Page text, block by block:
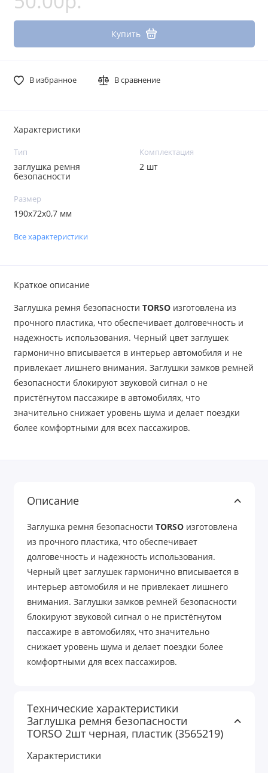
Купить
В избранное В сравнение
Характеристики
Тип
заглушка ремня
безопасности
Комплектация
2 шт
Размер
190х72х0,7 мм
Все характеристики
Краткое описание
Заглушка ремня безопасности TORSOизготовлена из
прочного пластика, что обеспечивает долговечность и
надежность использования. Черный цвет заглушек
гармонично вписывается в интерьер автомобиля и не
привлекает лишнего внимания. Заглушки замков ремней
безопасности блокируют звуковой сигнал о не
пристёгнутом пассажире в автомобилях, что
значительно снижает уровень шума и делает поездки
более комфортными для всех пассажиров.
Описание
Заглушка ремня безопасности TORSO изготовлена
из прочного пластика, что обеспечивает
долговечность и надежность использования.
Черный цвет заглушек гармонично вписывается в
интерьер автомобиля и не привлекает лишнего
внимания. Заглушки замков ремней безопасности
блокируют звуковой сигнал о не пристёгнутом
пассажире в автомобилях, что значительно
снижает уровень шума и делает поездки более
комфортными для всех пассажиров.
Технические характеристики
Заглушка ремня безопасности
TORSO 2шт черная, пластик (3565219)
Характеристики